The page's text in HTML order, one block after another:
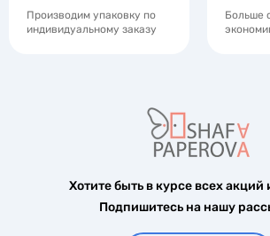
Производим упаковку по
индивидуальному заказу
Больше
Хотите быть в курсе всех акций
Подпишитесь на нашу